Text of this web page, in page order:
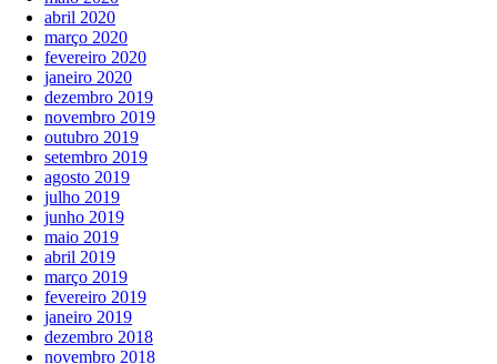
abril 2020
março 2020
fevereiro 2020
janeiro 2020
dezembro 2019
novembro 2019
outubro 2019
setembro 2019
agosto 2019
julho 2019
junho 2019
maio 2019
abril 2019
março 2019
fevereiro 2019
janeiro 2019
dezembro 2018
novembro 2018